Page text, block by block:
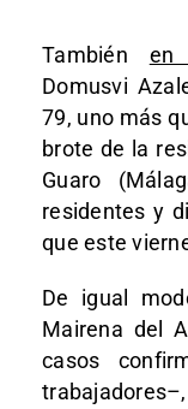
También en
Domusvi
79, uno más
brote de la
Guaro
residentes y
que este
De igual
Mairena del
casos